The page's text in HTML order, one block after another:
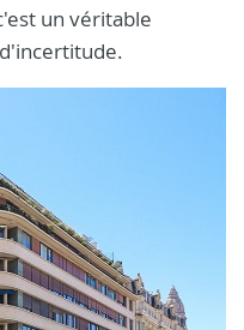
un véritable